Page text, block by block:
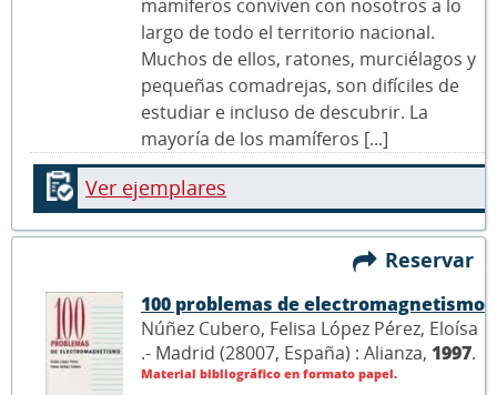
mamíferos conviven con nosotros a lo
largo de todo el territorio nacional.
Muchos de ellos, ratones, murciélagos y
pequeñas comadrejas, son difíciles de
estudiar e incluso de descubrir. La
mayoría de los mamíferos [...]
Ver ejemplares
Reservar
100 problemas de electromagnetismo
Núñez Cubero, Felisa López Pérez, Eloísa
.- Madrid (28007, España) : Alianza, 1997.
Material bibliográfico en formato papel.